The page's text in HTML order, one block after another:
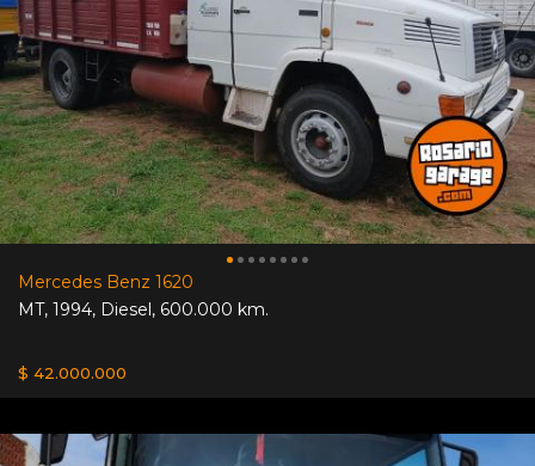
Mercedes Benz 1620
MT, 1994, Diesel, 600.000 km.
$ 42.000.000